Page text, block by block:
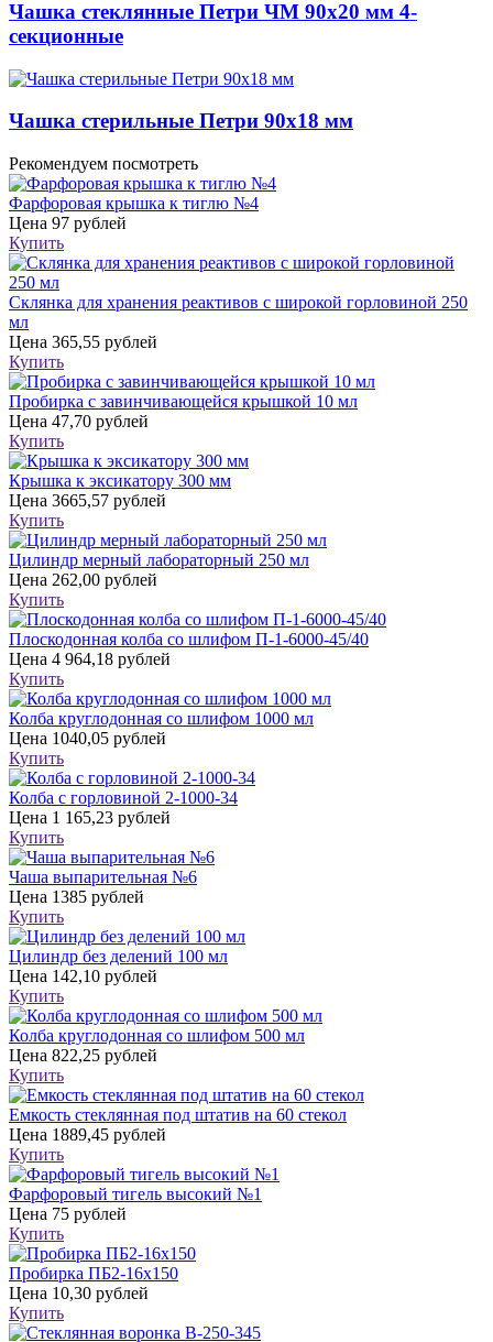
Чашка стеклянные Петри ЧМ 90х20 мм 4-
секционные
Чашка стерильные Петри 90х18 мм
Рекомендуем посмотреть
Фарфоровая крышка к тиглю №4
Цена 97 рублей
Купить
Склянка для хранения реактивов с широкой горловиной 250
мл
Цена 365,55 рублей
Купить
Пробирка с завинчивающейся крышкой 10 мл
Цена 47,70 рублей
Купить
Крышка к эксикатору 300 мм
Цена 3665,57 рублей
Купить
Цилиндр мерный лабораторный 250 мл
Цена 262,00 рублей
Купить
Плоскодонная колба со шлифом П-1-6000-45/40
Цена 4 964,18 рублей
Купить
Колба круглодонная со шлифом 1000 мл
Цена 1040,05 рублей
Купить
Колба с горловиной 2-1000-34
Цена 1 165,23 рублей
Купить
Чаша выпарительная №6
Цена 1385 рублей
Купить
Цилиндр без делений 100 мл
Цена 142,10 рублей
Купить
Колба круглодонная со шлифом 500 мл
Цена 822,25 рублей
Купить
Емкость стеклянная под штатив на 60 стекол
Цена 1889,45 рублей
Купить
Фарфоровый тигель высокий №1
Цена 75 рублей
Купить
Пробирка ПБ2-16х150
Цена 10,30 рублей
Купить